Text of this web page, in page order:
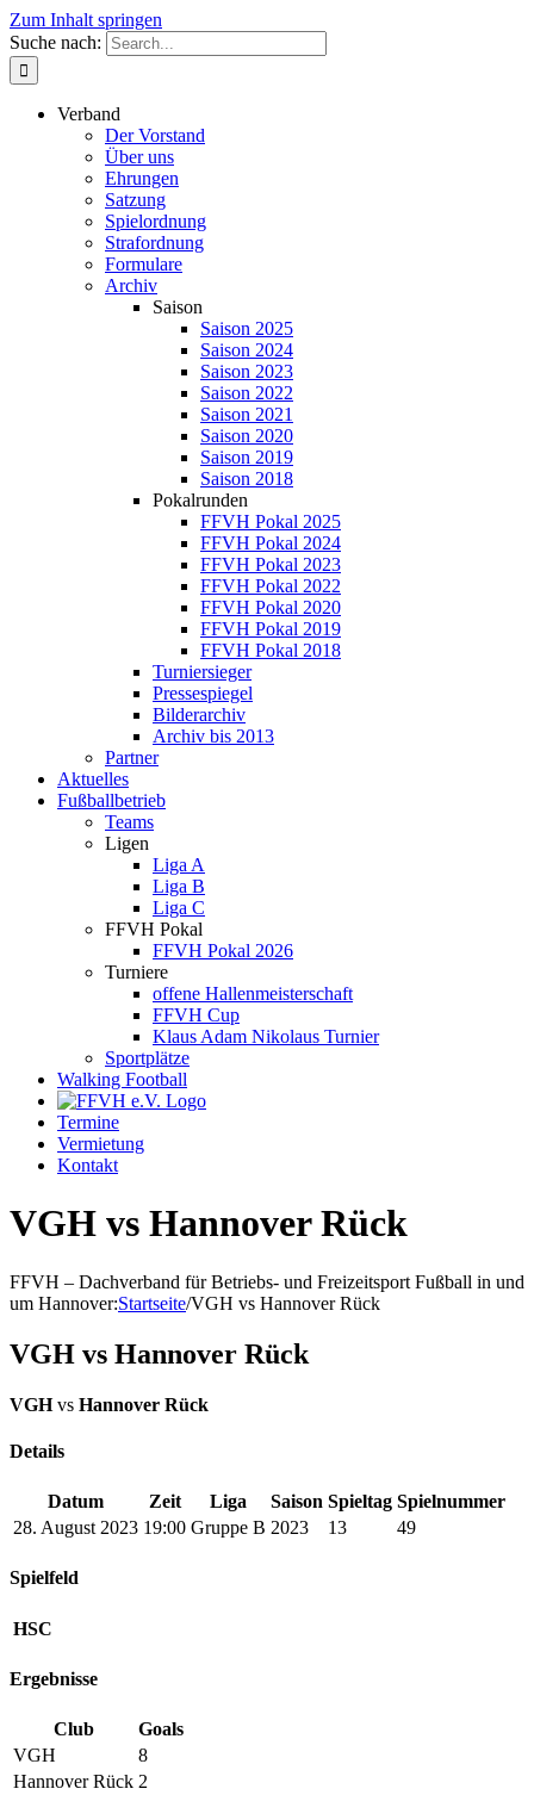
Zum Inhalt springen
Suche nach:
Verband
Der Vorstand
Über uns
Ehrungen
Satzung
Spielordnung
Strafordnung
Formulare
Archiv
Saison
Saison 2025
Saison 2024
Saison 2023
Saison 2022
Saison 2021
Saison 2020
Saison 2019
Saison 2018
Pokalrunden
FFVH Pokal 2025
FFVH Pokal 2024
FFVH Pokal 2023
FFVH Pokal 2022
FFVH Pokal 2020
FFVH Pokal 2019
FFVH Pokal 2018
Turniersieger
Pressespiegel
Bilderarchiv
Archiv bis 2013
Partner
Aktuelles
Fußballbetrieb
Teams
Ligen
Liga A
Liga B
Liga C
FFVH Pokal
FFVH Pokal 2026
Turniere
offene Hallenmeisterschaft
FFVH Cup
Klaus Adam Nikolaus Turnier
Sportplätze
Walking Football
Termine
Vermietung
Kontakt
VGH vs Hannover Rück
FFVH – Dachverband für Betriebs- und Freizeitsport Fußball in und
um Hannover:Startseite/VGH vs Hannover Rück
VGH vs Hannover Rück
VGH vs Hannover Rück
Details
Datum Zeit Liga Saison Spieltag Spielnummer
28. August 2023 19:00 Gruppe B 2023 13 49
Spielfeld
HSC
Ergebnisse
Club
Goals
VGH
8
Hannover Rück 2